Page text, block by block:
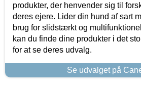
produkter, der henvender sig til
deres ejere. Lider din hund af sart
brug for slidstærkt og
kan du finde dine produkter i det
for at se deres udvalg.
Se udvalget på